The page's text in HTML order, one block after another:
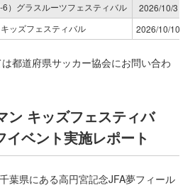
6）グラスルーツフェスティバル
2026/10/3
キッズフェスティバル 2026/10/10
都道府県サッカー協会にお問い合わ
ン キッズフェスティバ
ベント実施レポート
葉県にある高円宮記念JFA夢フィール